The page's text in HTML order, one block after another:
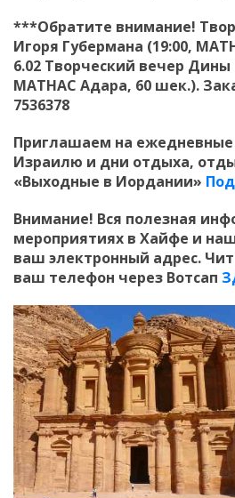
***Обратите внимание!
Игоря Губермана (19:00,
6.02 Творческий вечер Дины
МАТНАС Адара, 60 шек.).
7536378
Приглашаем на ежедневные
Израилю и дни отдыха,
«Выходные в Иордании»
Внимание! Вся полезная
мероприятиях в Хайфе и
ваш электронный адрес.
ваш телефон через Вотсап